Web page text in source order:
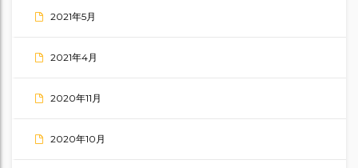
2021年5月
2021年4月
2020年11月
2020年10月